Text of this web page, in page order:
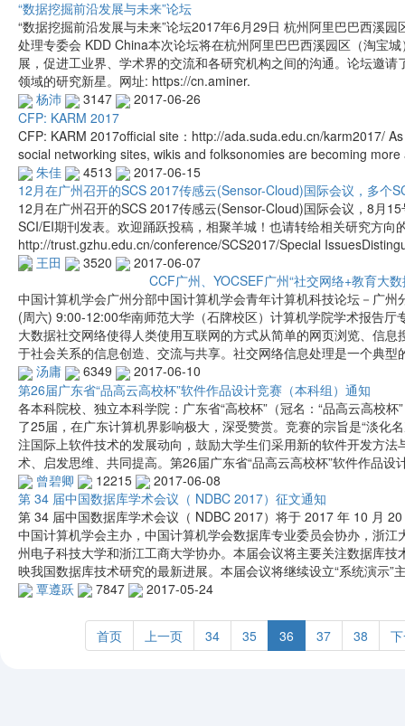
“数据挖掘前沿发展与未来”论坛
“数据挖掘前沿发展与未来”论坛2017年6月29日 杭州阿里巴巴西溪
处理专委会 KDD China本次论坛将在杭州阿里巴巴西溪园区（淘宝
展，促进工业界、学术界的交流和各研究机构之间的沟通。论坛邀
领域的研究新星。网址: https://cn.aminer.
杨沛
3147
2017-06-26
CFP: KARM 2017
CFP: KARM 2017official site：http://ada.suda.edu.cn/karm2017/
social networking sites, wikis and folksonomies are becoming
朱佳
4513
2017-06-15
12月在广州召开的SCS 2017传感云(Sensor-Cloud)国际会议，多个
12月在广州召开的SCS 2017传感云(Sensor-Cloud)国际会议，8月
SCI/EI期刊发表。欢迎踊跃投稿，相聚羊城！也请转给相关研究方向
http://trust.gzhu.edu.cn/conference/SCS2017/Special
王田
3520
2017-06-07
CCF广州、YOCSEF广州“社交网络+教育大
中国计算机学会广州分部中国计算机学会青年计算机科技论坛－广
(周六) 9:00-12:00华南师范大学（石牌校区）计算机学院学术报告
大数据社交网络使得人类使用互联网的方式从简单的网页浏览、信
于社会关系的信息创造、交流与共享。社交网络信息处理是一个典型
汤庸
6349
2017-06-10
第26届广东省“品高云高校杯”软件作品设计竞赛（本科组）通知
各本科院校、独立本科学院：广东省“高校杯”（冠名：“品高云高校
了25届，在广东计算机界影响极大，深受赞赏。竞赛的宗旨是“淡化
注国际上软件技术的发展动向，鼓励大学生们采用新的软件开发方
术、启发思维、共同提高。第26届广东省“品高云高校杯”软件作品设
曾碧卿
12215
2017-06-08
第 34 届中国数据库学术会议（ NDBC 2017）征文通知
第 34 届中国数据库学术会议（ NDBC 2017）将于 2017 年 10 月
中国计算机学会主办，中国计算机学会数据库专业委员会协办，浙
州电子科技大学和浙江工商大学协办。本届会议将主要关注数据库
映我国数据库技术研究的最新进展。本届会议将继续设立“系统演示”
覃遵跃
7847 2017-05-24
首页 上一页 34 35 36 37 38